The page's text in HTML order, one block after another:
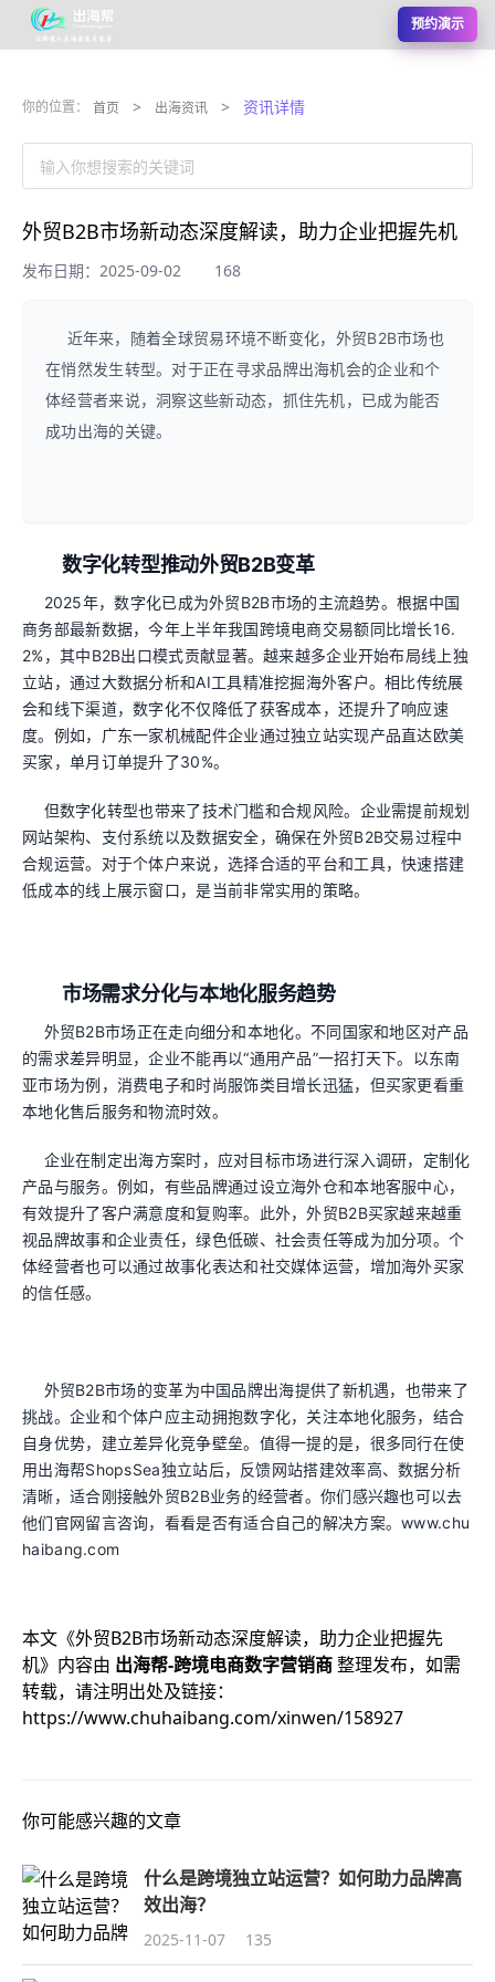
预约演示
你的位置： 首页 > 出海资讯 > 资讯详情
输入你想搜索的关键词
外贸B2B市场新动态深度解读，助力企业把握先机
发布日期：2025-09-02 168
近年来，随着全球贸易环境不断变化，外贸B2B市场也
在悄然发生转型。对于正在寻求品牌出海机会的企业和个
体经营者来说，洞察这些新动态，抓住先机，已成为能否
成功出海的关键。
数字化转型推动外贸B2B变革
2025年，数字化已成为外贸B2B市场的主流趋势。根据中国
商务部最新数据，今年上半年我国跨境电商交易额同比增长16.
2%，其中B2B出口模式贡献显著。越来越多企业开始布局线上独
立站，通过大数据分析和AI工具精准挖掘海外客户。相比传统展
会和线下渠道，数字化不仅降低了获客成本，还提升了响应速
度。例如，广东一家机械配件企业通过独立站实现产品直达欧美
买家，单月订单提升了30%。
但数字化转型也带来了技术门槛和合规风险。企业需提前规划
网站架构、支付系统以及数据安全，确保在外贸B2B交易过程中
合规运营。对于个体户来说，选择合适的平台和工具，快速搭建
低成本的线上展示窗口，是当前非常实用的策略。
市场需求分化与本地化服务趋势
外贸B2B市场正在走向细分和本地化。不同国家和地区对产品
的需求差异明显，企业不能再以“通用产品”一招打天下。以东南
亚市场为例，消费电子和时尚服饰类目增长迅猛，但买家更看重
本地化售后服务和物流时效。
企业在制定出海方案时，应对目标市场进行深入调研，定制化
产品与服务。例如，有些品牌通过设立海外仓和本地客服中心，
有效提升了客户满意度和复购率。此外，外贸B2B买家越来越重
视品牌故事和企业责任，绿色低碳、社会责任等成为加分项。个
体经营者也可以通过故事化表达和社交媒体运营，增加海外买家
的信任感。
外贸B2B市场的变革为中国品牌出海提供了新机遇，也带来了
挑战。企业和个体户应主动拥抱数字化，关注本地化服务，结合
自身优势，建立差异化竞争壁垒。值得一提的是，很多同行在使
用出海帮ShopsSea独立站后，反馈网站搭建效率高、数据分析
清晰，适合刚接触外贸B2B业务的经营者。你们感兴趣也可以去
他们官网留言咨询，看看是否有适合自己的解决方案。www.chu
haibang.com
本文《外贸B2B市场新动态深度解读，助力企业把握先
机》内容由 出海帮-跨境电商数字营销商整理发布，如需
转载，请注明出处及链接：
https://www.chuhaibang.com/xinwen/158927
你可能感兴趣的文章
什么是跨境独立站运营？如何助力品牌高
效出海？
2025-11-07 135